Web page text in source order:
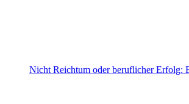
Nicht Reichtum oder beruflicher Erfolg: